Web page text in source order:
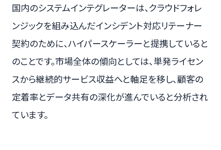
国内のシステムインテグレーターは、クラウドフォレ
ンジックを組み込んだインシデント対応リテーナー
契約のために、ハイパースケーラーと提携していると
のことです。市場全体の傾向としては、単発ライセン
スから継続的サービス収益へと軸足を移し、顧客の
定着率とデータ共有の深化が進んでいると分析され
ています。